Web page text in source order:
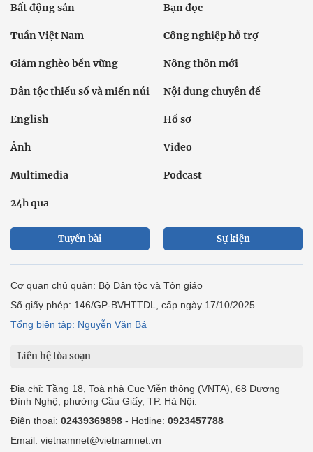
Bất động sản Bạn đọc
Tuần Việt Nam Công nghiệp hỗ trợ
Giảm nghèo bền vững Nông thôn mới
Dân tộc thiểu số và miền núi Nội dung chuyên đề
English Hồ sơ
Ảnh Video
Multimedia Podcast
24h qua
Tuyến bài Sự kiện
Cơ quan chủ quản: Bộ Dân tộc và Tôn giáo
Số giấy phép: 146/GP-BVHTTDL, cấp ngày 17/10/2025
Tổng biên tập: Nguyễn Văn Bá
Liên hệ tòa soạn
Địa chỉ: Tầng 18, Toà nhà Cục Viễn thông (VNTA), 68 Dương
Đình Nghệ, phường Cầu Giấy, TP. Hà Nội.
Điện thoại: 02439369898 - Hotline: 0923457788
Email: vietnamnet@vietnamnet.vn